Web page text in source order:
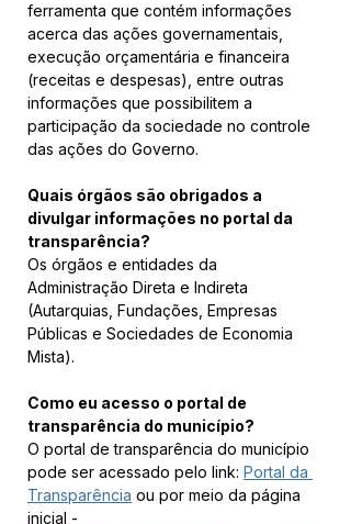
ferramenta que contém informações
acerca das ações governamentais,
execução orçamentária e financeira
(receitas e despesas), entre outras
informações que possibilitem a
participação da sociedade no controle
das ações do Governo.
Quais órgãos são obrigados a
divulgar informações no portal da
transparência?
Os órgãos e entidades da
Administração Direta e Indireta
(Autarquias, Fundações, Empresas
Públicas e Sociedades de Economia
Mista).
Como eu acesso o portal de
transparência do município?
O portal de transparência do município
pode ser acessado pelo link: Portal da
Transparência ou por meio da página
inicial -